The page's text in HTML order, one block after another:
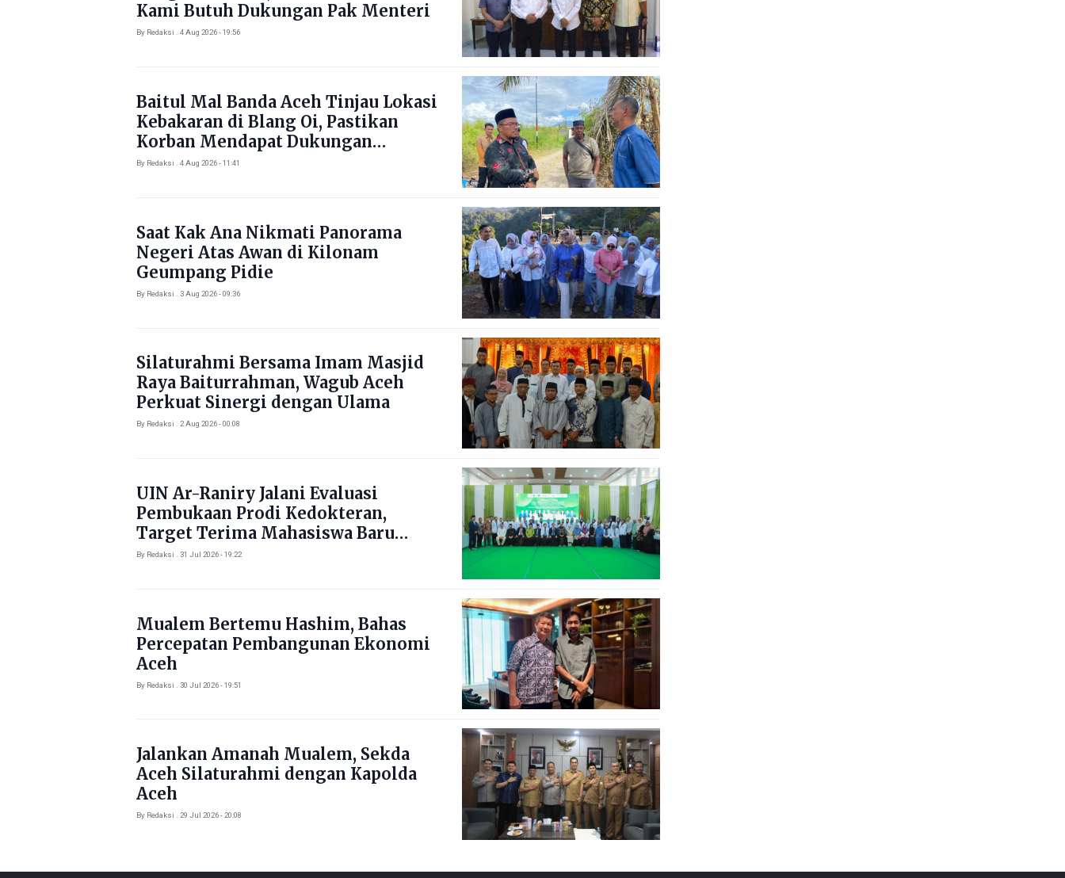
Kami Butuh Dukungan Pak Menteri
By Redaksi . 4 Aug 2026 - 19:56
Baitul Mal Banda Aceh Tinjau Lokasi
Kebakaran di Blang Oi, Pastikan
Korban Mendapat Dukungan
Kebutuhan Pokok
By Redaksi . 4 Aug 2026 - 11:41
Saat Kak Ana Nikmati Panorama
Negeri Atas Awan di Kilonam
Geumpang Pidie
By Redaksi . 3 Aug 2026 - 09:36
Silaturahmi Bersama Imam Masjid
Raya Baiturrahman, Wagub Aceh
Perkuat Sinergi dengan Ulama
By Redaksi . 2 Aug 2026 - 00:08
UIN Ar-Raniry Jalani Evaluasi
Pembukaan Prodi Kedokteran,
Target Terima Mahasiswa Baru
Tahun Ini
By Redaksi . 31 Jul 2026 - 19:22
Mualem Bertemu Hashim, Bahas
Percepatan Pembangunan Ekonomi
Aceh
By Redaksi . 30 Jul 2026 - 19:51
Jalankan Amanah Mualem, Sekda
Aceh Silaturahmi dengan Kapolda
Aceh
By Redaksi . 29 Jul 2026 - 20:08